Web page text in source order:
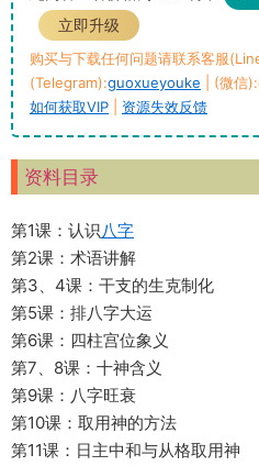
立即升级
购买与下载任何问题请联系客服
(Telegram):guoxueyouke | (微信
如何获取VIP
资源失效反馈
资料目录
第1课：认识八字
第2课：术语讲解
第3、4课：干支的生克制化
第5课：排八字大运
第6课：四柱宫位象义
第7、8课：十神含义
第9课：八字旺衰
第10课：取用神的方法
第11课：日主中和与从格取用神